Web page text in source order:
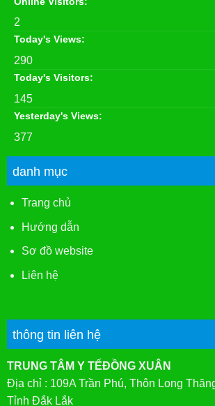
2
Today's Views:
290
Today's Visitors:
145
Yesterday's Views:
377
danh mục
Trang chủ
Hướng dẫn
Sơ đồ website
Liên hệ
thông tin liên hệ
TRUNG TÂM Y TẾĐỒNG XUÂN
Địa chỉ : 109A Trần Phú, Thôn Long
Tỉnh Đắk Lắk